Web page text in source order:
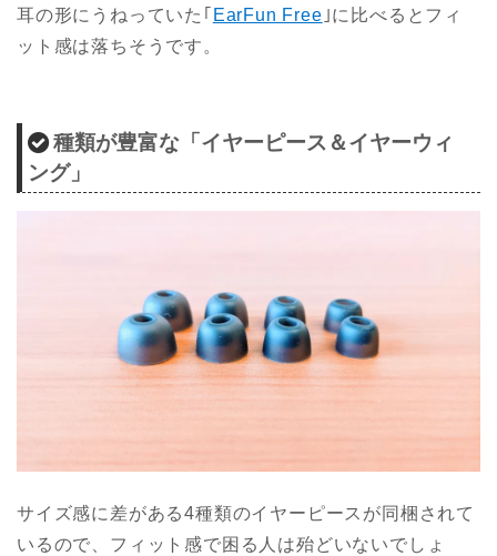
耳の形にうねっていた｢ EarFun Free ｣に比べるとフィ
ット感は落ちそうです。
種類が豊富な「イヤーピース＆イヤーウィ
ング」
サイズ感に差がある4種類のイヤーピースが同梱されて
いるので、フィット感で困る人は殆どいないでしょ